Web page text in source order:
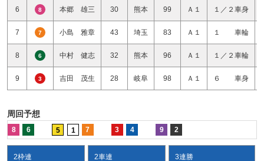
6 8 本郷 雄三 30 熊本 99 Ａ１ １／２車身
7 7 小島 雅章 43 埼玉 83 Ａ１ １ 車輪
8 6 中村 健志 32 熊本 96 Ａ１ １／２車輪
9 3 吉田 茂生 28 岐阜 98 Ａ１ ６ 車身
周回予想
8 6 5 1 7 3 4 9 2
2枠連 2車連 3連勝